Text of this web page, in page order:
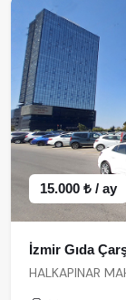
15.000 ₺ / ay
İzmir Gıda
HALKAPINAR